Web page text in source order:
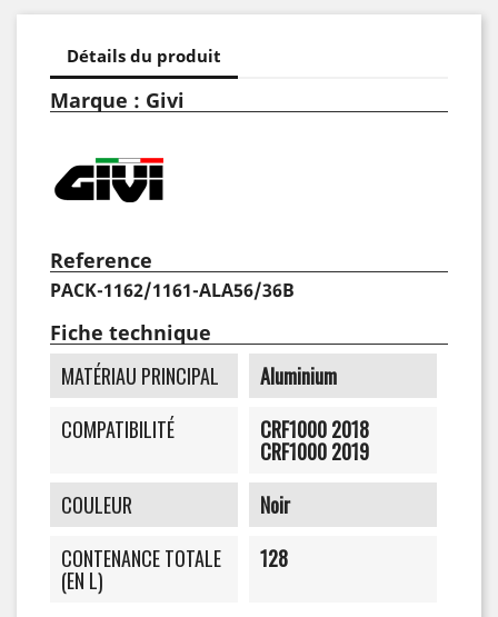
Détails du produit
Marque : Givi
Reference
PACK-1162/1161-ALA56/36B
Fiche technique
MATÉRIAU PRINCIPAL
Aluminium
COMPATIBILITÉ
CRF1000 2018
CRF1000 2019
COULEUR
Noir
CONTENANCE TOTALE
(EN L)
128